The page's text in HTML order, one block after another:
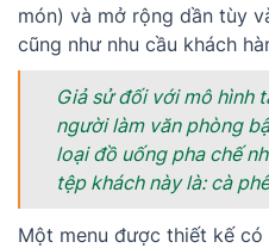
món) và mở rộng dần tùy
cũng như nhu cầu khách
Giả sử đối với mô hình
người làm văn phòng
loại đồ uống pha chế
tệp khách này là: cà
Một menu được thiết kế có